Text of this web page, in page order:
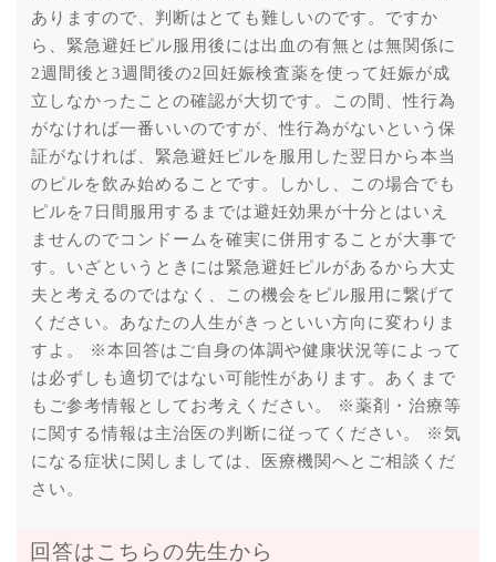
ありますので、判断はとても難しいのです。ですか
ら、緊急避妊ピル服用後には出血の有無とは無関係に
2週間後と3週間後の2回妊娠検査薬を使って妊娠が成
立しなかったことの確認が大切です。この間、性行為
がなければ一番いいのですが、性行為がないという保
証がなければ、緊急避妊ピルを服用した翌日から本当
のピルを飲み始めることです。しかし、この場合でも
ピルを7日間服用するまでは避妊効果が十分とはいえ
ませんのでコンドームを確実に併用することが大事で
す。いざというときには緊急避妊ピルがあるから大丈
夫と考えるのではなく、この機会をピル服用に繋げて
ください。あなたの人生がきっといい方向に変わりま
すよ。 ※本回答はご自身の体調や健康状況等によって
は必ずしも適切ではない可能性があります。あくまで
もご参考情報としてお考えください。 ※薬剤・治療等
に関する情報は主治医の判断に従ってください。 ※気
になる症状に関しましては、医療機関へとご相談くだ
さい。
回答はこちらの先生から